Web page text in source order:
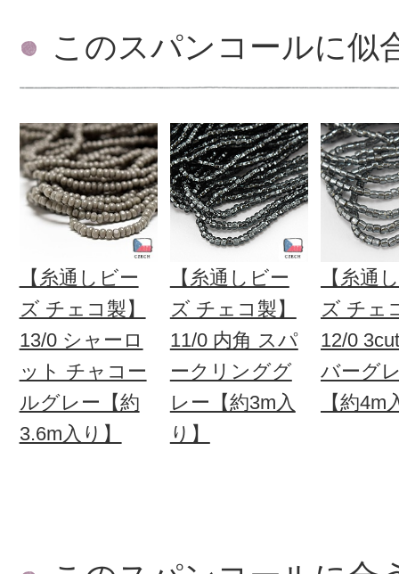
このスパンコールに似
【糸通しビー
ズ チェコ製】
13/0 シャーロ
ット チャコー
ルグレー【約
3.6m入り】
【糸通しビー
ズ チェコ製】
11/0 内角 スパ
ークリンググ
レー【約3m入
り】
【糸通
ズ チェ
12/0
バーグ
【約4m